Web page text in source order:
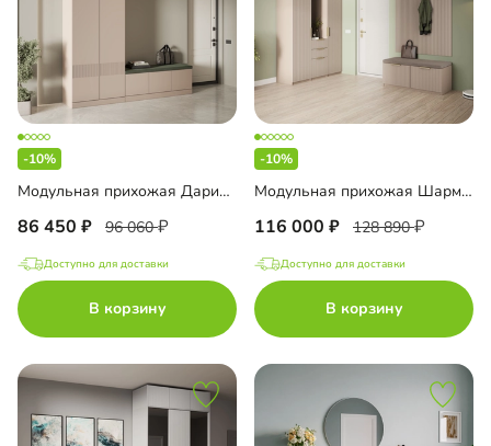
-10%
Модульная прихожая Дарио-3
86 450 96 060
Доступно для доставки
В корзину
-10%
Модульная прихожая Шармель-1 Лайф
116 000 128 890
Доступно для доставки
В корзину